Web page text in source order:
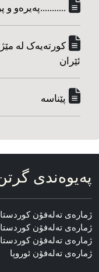
...........په‌یره‌و و
کورته‌یه‌ک له
ئێران
پێناسه‌
په‌یوه‌ندی
ژماره‌ی ته‌له‌فۆن کوردستان : 07506206655
ژماره‌ی ته‌له‌فۆن کوردستان : 07504687209
ژماره‌ی ته‌له‌فۆن کوردستان : 07504497138
ژماره‌ی ته‌له‌فۆن ئوروپا : 0767676746